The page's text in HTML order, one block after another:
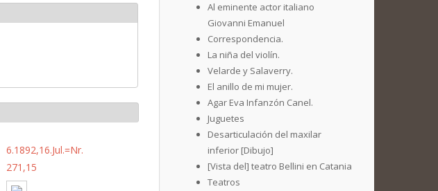
6.1892,16.Jul.=Nr.
271,15
Al eminente actor italiano
Giovanni Emanuel
Correspondencia.
La niña del violín.
Velarde y Salaverry.
El anillo de mi mujer.
Agar Eva Infanzón Canel.
Juguetes
Desarticulación del maxilar
inferior [Dibujo]
[Vista del] teatro Bellini en Catania
Teatros